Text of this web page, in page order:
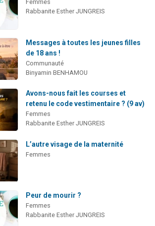
Femmes
Rabbanite Esther JUNGREIS
Messages à toutes les jeunes filles
de 18 ans !
Communauté
Binyamin BENHAMOU
Avons-nous fait les courses et
retenu le code vestimentaire ? (9 av)
Femmes
Rabbanite Esther JUNGREIS
L’autre visage de la maternité
Femmes
Peur de mourir ?
Femmes
Rabbanite Esther JUNGREIS